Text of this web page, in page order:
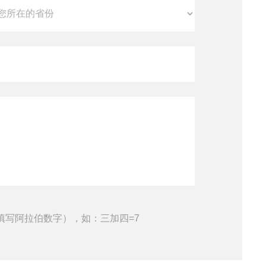
写阿拉伯数字），如：三加四=7